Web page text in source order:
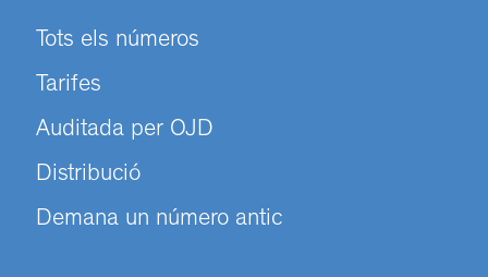
Tots els números
Tarifes
Auditada per OJD
Distribució
Demana un número antic